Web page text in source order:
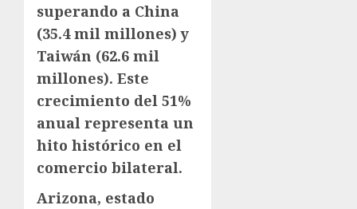
superando a China
(35.4 mil millones) y
Taiwán (62.6 mil
millones). Este
crecimiento del 51%
anual representa un
hito histórico en el
comercio bilateral.
Arizona, estado